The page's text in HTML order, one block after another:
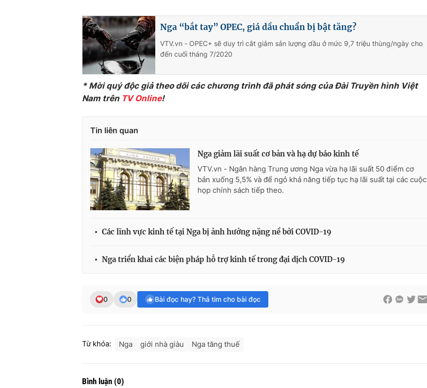
Nga “bắt tay” OPEC, giá dầu chuẩn bị bật tăng?
VTV.vn - OPEC+ sẽ duy trì cắt giảm sản lượng dầu ở mức 9,7 triệu thùng/ngày cho
đến cuối tháng 7/2020
* Mời quý độc giả theo dõi các chương trình đã phát sóng của Đài Truyền hình Việt
Nam trên TV Online!
Tin liên quan
Nga giảm lãi suất cơ bản và hạ dự báo kinh tế
VTV.vn - Ngân hàng Trung ương Nga vừa hạ lãi suất 50 điểm cơ
bản xuống 5,5% và để ngỏ khả năng tiếp tục hạ lãi suất tại các cuộc
họp chính sách tiếp theo.
Các lĩnh vực kinh tế tại Nga bị ảnh hưởng nặng nề bởi COVID-19
Nga triển khai các biện pháp hỗ trợ kinh tế trong đại dịch COVID-19
0 0 Bài đọc hay? Thả tim cho bài đọc
Từ khóa: Nga giới nhà giàu Nga tăng thuế
Bình luận (0)